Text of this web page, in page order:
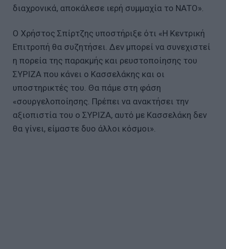
διαχρονικά, αποκάλεσε ιερή συμμαχία το ΝΑΤΟ».
Ο Χρήστος Σπίρτζης υποστήριξε ότι «Η Κεντρική
Επιτροπή θα συζητήσει. Δεν μπορεί να συνεχιστεί
η πορεία της παρακμής και ρευστοποίησης του
ΣΥΡΙΖΑ που κάνει ο Κασσελάκης και οι
υποστηρικτές του. Θα πάμε στη φάση
«σουργελοποίησης. Πρέπει να ανακτήσει την
αξιοπιστία του ο ΣΥΡΙΖΑ, αυτό με Κασσελάκη δεν
θα γίνει, είμαστε δυο άλλοι κόσμοι».